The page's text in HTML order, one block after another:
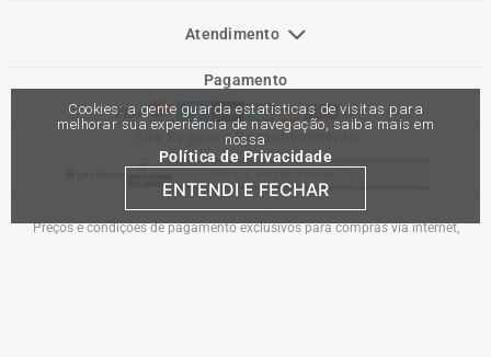
Cookies: a gente guarda estatísticas de visitas para
melhorar sua experiência de navegação, saiba mais em
nossa
Política de Privacidade
ENTENDI E FECHAR
Atendimento
Pagamento
Site Seguro e Reconhecimento
Preços e condições de pagamento exclusivos para compras via internet,